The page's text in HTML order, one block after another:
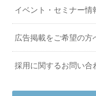
イベント・セミナー情
広告掲載をご希望の方
採用に関するお問い合